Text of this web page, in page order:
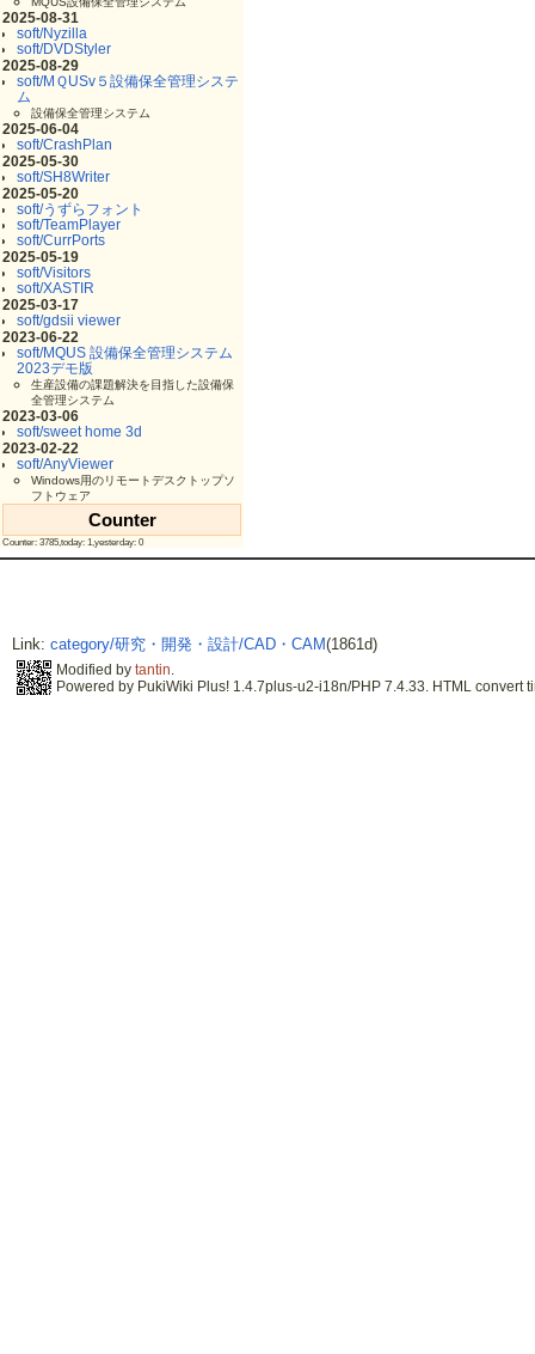
2025-08-31
soft/Nyzilla
soft/DVDStyler
2025-08-29
soft/MＱUSv５設備保全管理システ
ム
設備保全管理システム
2025-06-04
soft/CrashPlan
2025-05-30
soft/SH8Writer
2025-05-20
soft/うずらフォント
soft/TeamPlayer
soft/CurrPorts
2025-05-19
soft/Visitors
soft/XASTIR
2025-03-17
soft/gdsii viewer
2023-06-22
soft/MQUS 設備保全管理システム
2023デモ版
生産設備の課題解決を目指した設備保
全管理システム
2023-03-06
soft/sweet home 3d
2023-02-22
soft/AnyViewer
Windows用のリモートデスクトップソ
フトウェア
Counter
Counter: 3785,today: 1,yesterday: 0
Link: category/研究・開発・設計/CAD・CAM(1861d)
Modified by tantin.
Powered by PukiWiki Plus! 1.4.7plus-u2-i18n/PHP 7.4.33. HTML convert